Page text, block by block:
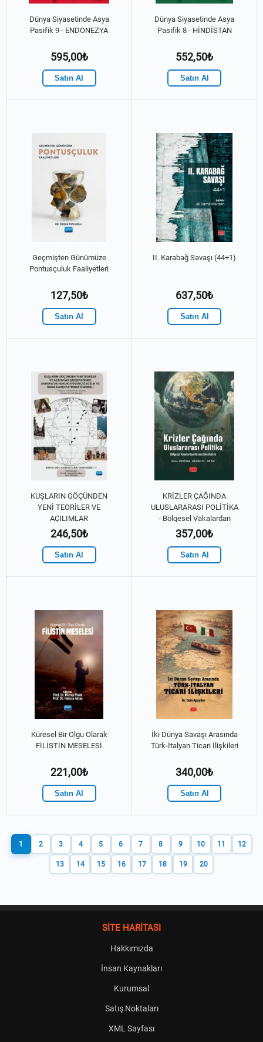
Dünya Siyasetinde Asya
Pasifik 9 - ENDONEZYA
595,00₺
Satın Al
Dünya Siyasetinde Asya
Pasifik 8 - HİNDİSTAN
552,50₺
Satın Al
Geçmişten Günümüze
Pontusçuluk Faaliyetleri
127,50₺
Satın Al
II. Karabağ Savaşı (44+1)
637,50₺
Satın Al
KUŞLARIN GÖÇÜNDEN
YENİ TEORİLER VE
AÇILIMLAR
ÇERÇEVESİNDE
AVRUPA’DA HUKUKİ
GÜVENCE(SİZ)LİK VE
BUNA KARŞI PATRONATİ
MODELİ Polonya ve
Göç Hareketleri Dizisi - 7
246,50₺
Satın Al
KRİZLER ÇAĞINDA
ULUSLARARASI POLİTİKA
- Bölgesel Vakalardan
Küresel Analizlere
357,00₺
Satın Al
Küresel Bir Olgu Olarak
FİLİSTİN MESELESİ
221,00₺
Satın Al
İki Dünya Savaşı Arasında
Türk-İtalyan Ticari İlişkileri
340,00₺
Satın Al
1 2 3 4 5 6 7 8 9 10 11 12
13 14 15 16 17 18 19 20
SİTE HARİTASI
Hakkımızda
İnsan Kaynakları
Kurumsal
Satış Noktaları
XML Sayfası